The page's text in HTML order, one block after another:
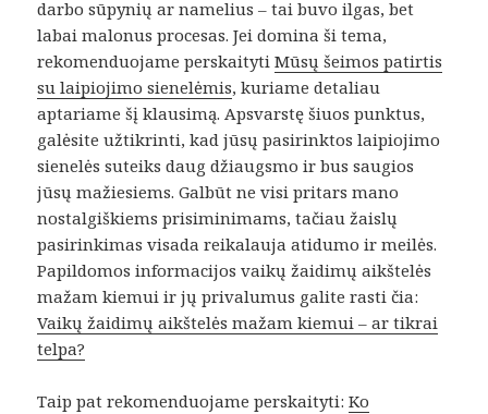
darbo sūpynių ar namelius – tai buvo ilgas, bet
labai malonus procesas. Jei domina ši tema,
rekomenduojame perskaitytiMūsų šeimos patirtis
su laipiojimo sienelėmis, kuriame detaliau
aptariame šį klausimą. Apsvarstę šiuos punktus,
galėsite užtikrinti, kad jūsų pasirinktos laipiojimo
sienelės suteiks daug džiaugsmo ir bus saugios
jūsų mažiesiems. Galbūt ne visi pritars mano
nostalgiškiems prisiminimams, tačiau žaislų
pasirinkimas visada reikalauja atidumo ir meilės.
Papildomos informacijos vaikų žaidimų aikštelės
mažam kiemui ir jų privalumus galite rasti čia:
Vaikų žaidimų aikštelės mažam kiemui – ar tikrai
telpa?
Taip pat rekomenduojame perskaityti:Ko